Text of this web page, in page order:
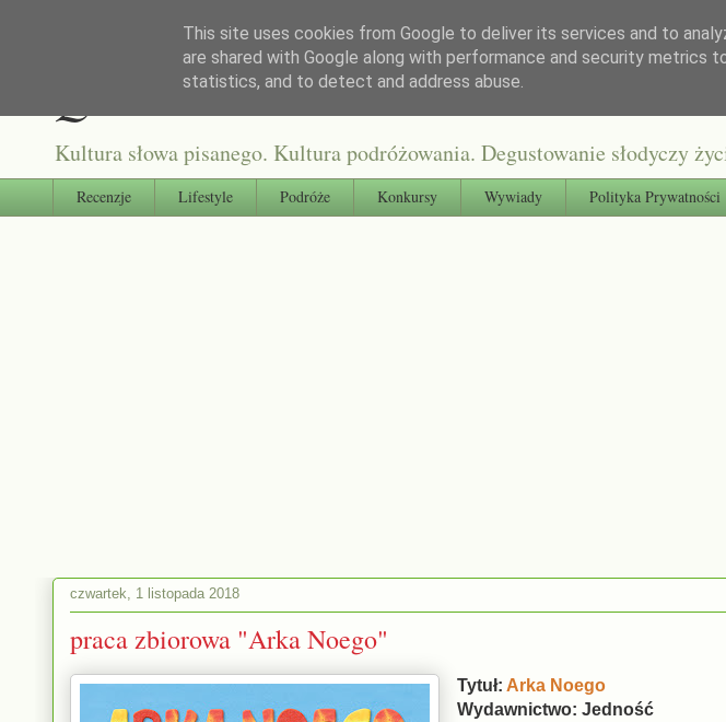
Qultura słowa
Kultura słowa pisanego. Kultura podróżowania. Degustowanie słodyczy
Recenzje Lifestyle Podróże Konkursy Wywiady Polityka Prywatności
czwartek, 1 listopada 2018
praca zbiorowa "Arka Noego"
Tytuł: Arka Noego
Wydawnictwo: Jedność
This site uses cookies from Google to deliver its services and to
are shared with Google along with performance and security metrics
statistics, and to detect and address abuse.